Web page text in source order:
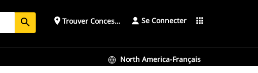
search place Trouver ConcessionnaireSe Connecter apps
North America-Français